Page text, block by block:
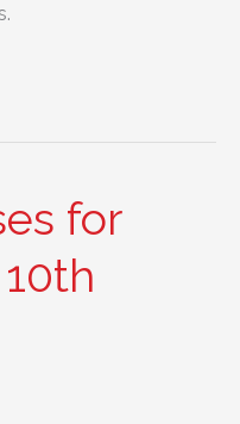
for